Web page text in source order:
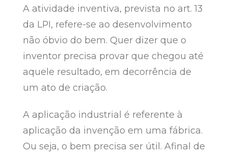
A atividade inventiva, prevista no art. 13
da LPI, refere-se ao desenvolvimento
não óbvio do bem. Quer dizer que o
inventor precisa provar que chegou até
aquele resultado, em decorrência de
um ato de criação.
A aplicação industrial é referente à
aplicação da invenção em uma fábrica.
Ou seja, o bem precisa ser útil. Afinal de